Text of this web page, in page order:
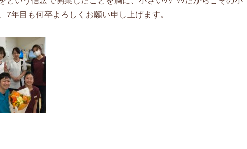
年目も何卒よろしくお願い申し上げます。